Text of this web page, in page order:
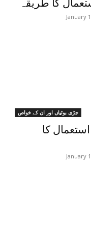
کا طریقہ
January
جڑی بوٹیاں اور ان کے خواص
کا
January